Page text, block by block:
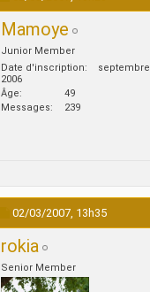
Mamoye
Junior Member
Date d'inscription
septembre
2006
Âge
49
Messages
239
02/03/2007, 13h35
rokia
Senior Member